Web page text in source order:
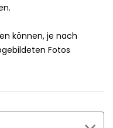
können, je nach
Fotos